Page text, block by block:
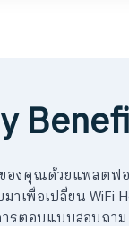
ของคุณด้วยแพลต
าเพื่อเปลี่ยน
รตอบแบบสอบถา